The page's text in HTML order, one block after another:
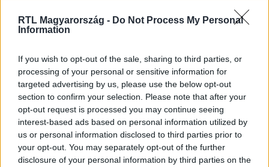
RTL Magyarország - Do Not Process My Personal
Information
If you wish to opt-out of the sale, sharing to third parties, or
processing of your personal or sensitive information for
targeted advertising by us, please use the below opt-out
section to confirm your selection. Please note that after your
opt-out request is processed you may continue seeing
interest-based ads based on personal information utilized by
us or personal information disclosed to third parties prior to
your opt-out. You may separately opt-out of the further
disclosure of your personal information by third parties on the
Kövess minket, és értesülj a friss hírekről a
Facebookon is!